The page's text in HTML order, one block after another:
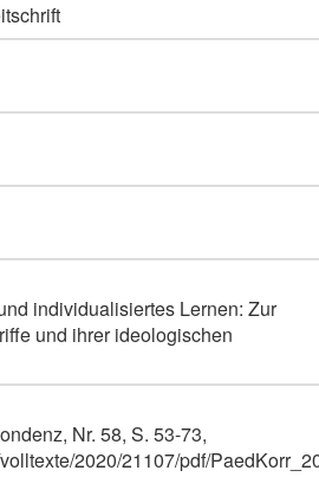
individualisiertes Lernen: Zur
und ihrer ideologischen
Nr. 58, S. 53-73,
2020/21107/pdf/